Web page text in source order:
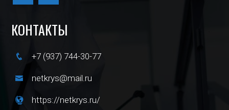
КОНТАКТЫ
+7 (937) 744-30-77
netkrys@mail.ru
https://netkrys.ru/